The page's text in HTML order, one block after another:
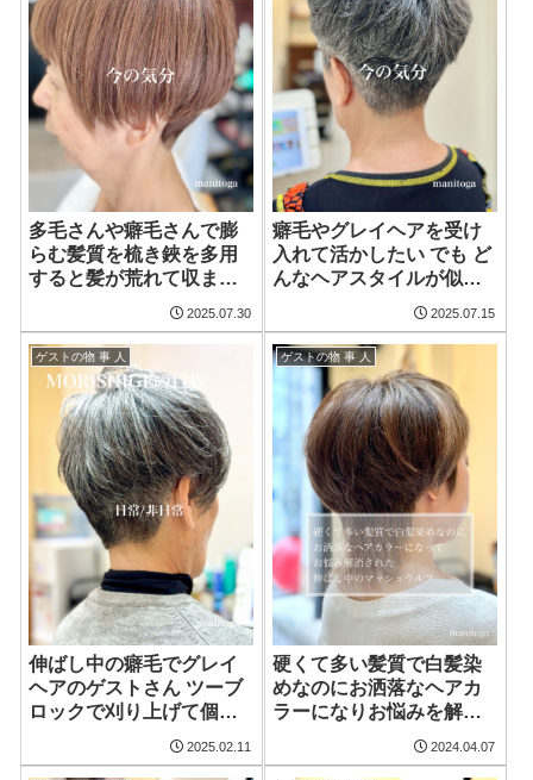
でもらう為だからね
多毛さんや癖毛さんで膨
らむ髪質を梳き鋏を多用
すると髪が荒れて収まら
なくなります なので梳き
鋏は一切使わずツーブロ
ックで刈り上げてタイト
でコンパクトで長持ちす
る白髪ぼかしカラーにハ
イライトをブレンドされ
た艶髪のショートボブ
2025.07.30
癖毛やグレイヘアを受け
入れて活かしたい でも ど
んなヘアスタイルが似合
うか分からないとお悩み
をお持ちな方はデザイン
性のあるヘアスタイルが
フィットします ツーブロ
ックで刈り上げて癖毛と
グレイヘアを活かしたシ
ョートバングでアシンメ
トリーなカッコ可愛いシ
ョートヘア
2025.07.15
ゲストの物 事 人
伸ばし中の癖毛でグレイ
ヘアのゲストさん ツーブ
ロックで刈り上げて個性
的なアシンメトリーにし
たグレイヘアと癖毛を活
2025.02.11
ゲストの物 事 人
硬くて多い髪質で白髪染
めなのにお洒落なヘアカ
ラーになりお悩みを解消
された伸ばし中のマッシ
2024.04.07